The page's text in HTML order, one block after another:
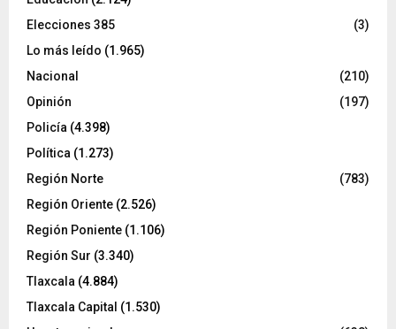
Elecciones 385
(3)
Lo más leído (1.965)
Nacional
(210)
Opinión
(197)
Policía (4.398)
Política (1.273)
Región Norte
(783)
Región Oriente (2.526)
Región Poniente (1.106)
Región Sur (3.340)
Tlaxcala (4.884)
Tlaxcala Capital (1.530)